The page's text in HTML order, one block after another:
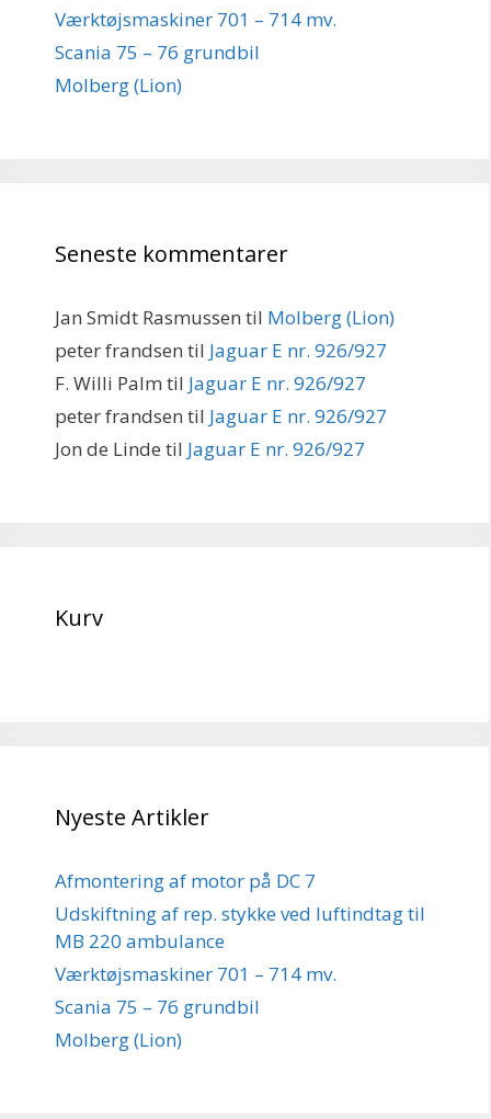
Værktøjsmaskiner 701 – 714 mv.
Scania 75 – 76 grundbil
Molberg (Lion)
Seneste kommentarer
Jan Smidt Rasmussen til Molberg (Lion)
peter frandsen til Jaguar E nr. 926/927
F. Willi Palm til Jaguar E nr. 926/927
peter frandsen til Jaguar E nr. 926/927
Jon de Linde til Jaguar E nr. 926/927
Kurv
Nyeste Artikler
Afmontering af motor på DC 7
Udskiftning af rep. stykke ved luftindtag til
MB 220 ambulance
Værktøjsmaskiner 701 – 714 mv.
Scania 75 – 76 grundbil
Molberg (Lion)